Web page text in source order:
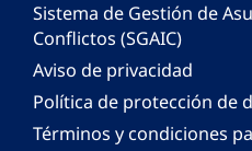
Sistema de Gestión de
Conflictos (SGAIC)
Aviso de privacidad
Política de protección de
Términos y condiciones